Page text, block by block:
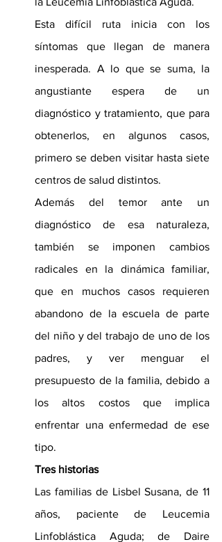
Esta difícil ruta inicia con los
síntomas que llegan de manera
inesperada. A lo que se suma, la
angustiante espera de un
diagnóstico y tratamiento, que para
obtenerlos, en algunos casos,
primero se deben visitar hasta siete
centros de salud distintos.
Además del temor ante un
diagnóstico de esa naturaleza,
también se imponen cambios
radicales en la dinámica familiar,
que en muchos casos requieren
abandono de la escuela de parte
del niño y del trabajo de uno de los
padres, y ver menguar el
presupuesto de la familia, debido a
los altos costos que implica
enfrentar una enfermedad de ese
tipo.
Tres historias
Las familias de Lisbel Susana, de 11
años, paciente de Leucemia
Linfoblástica Aguda; de Daire